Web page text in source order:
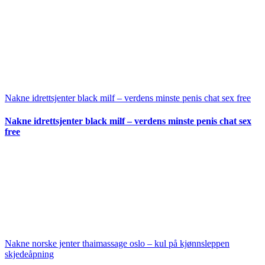
Nakne idrettsjenter black milf – verdens minste penis chat sex free
Nakne idrettsjenter black milf – verdens minste penis chat sex
free
Nakne norske jenter thaimassage oslo – kul på kjønnsleppen
skjedeåpning